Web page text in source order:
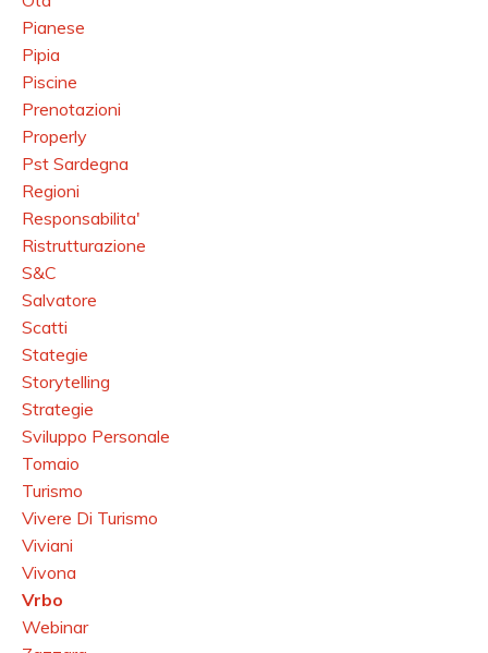
Pianese
Pipia
Piscine
Prenotazioni
Properly
Pst Sardegna
Regioni
Responsabilita'
Ristrutturazione
S&c
Salvatore
Scatti
Stategie
Storytelling
Strategie
Sviluppo Personale
Tomaio
Turismo
Vivere Di Turismo
Viviani
Vivona
Vrbo
Webinar